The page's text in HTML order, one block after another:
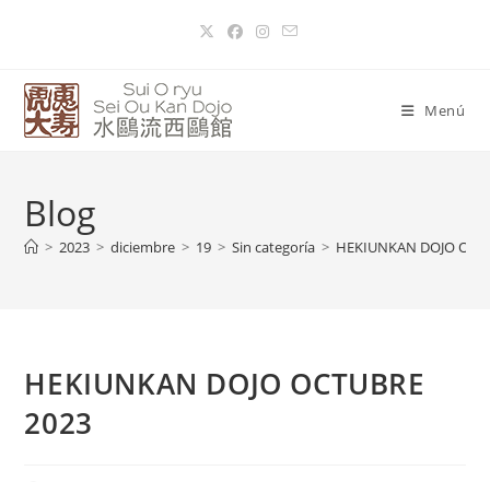
Menú
Blog
> 2023 > diciembre > 19 > Sin categoría > HEKIUNKAN DOJO
HEKIUNKAN DOJO OCTUBRE
2023